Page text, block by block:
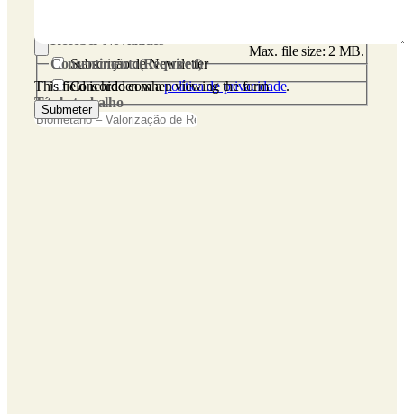
Max. file size: 2 MB.
Subscrição de Newsletter
Consentimento(Required)
Concordo com apolítica de privacidade.
This field is hidden when viewing the form
Título trabalho
Submeter